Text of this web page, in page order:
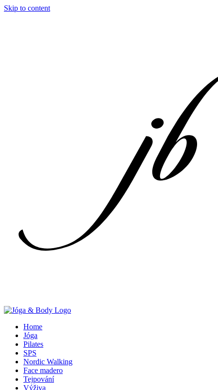
Skip to content
Home
Jóga
Pilates
SPS
Nordic Walking
Face madero
Tejpování
Výživa